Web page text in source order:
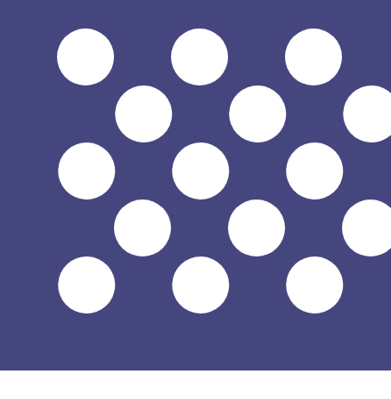
USD Dólar americano
003149
USD
Taxa de mercado médio às 06:43 UTC
Enviar dinheiro
Fale hoje com um especialista em câmbio.
Podemos
Agendar chamada
Usamos a taxa de mercado médio no nosso